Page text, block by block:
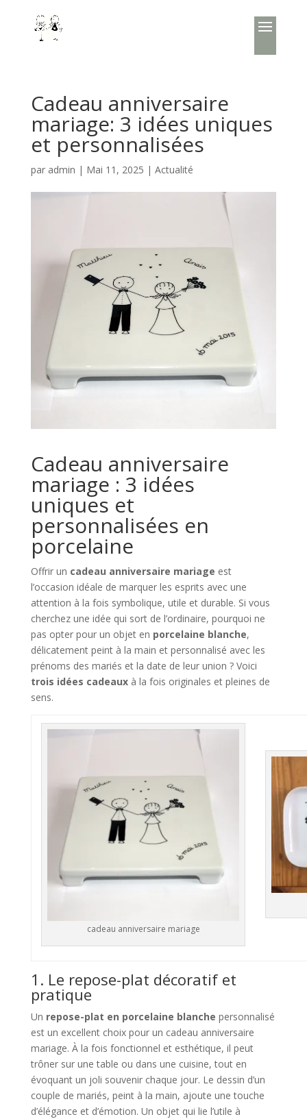
Cadeau anniversaire
mariage: 3 idées uniques
et personnalisées
par admin | Mai 11, 2025 | Actualité
Cadeau anniversaire
mariage : 3 idées
uniques et
personnalisées en
porcelaine
Offrir un cadeau anniversaire mariage est
l’occasion idéale de marquer les esprits avec une
attention à la fois symbolique, utile et durable. Si vous
cherchez une idée qui sort de l’ordinaire, pourquoi ne
pas opter pour un objet en porcelaine blanche,
délicatement peint à la main et personnalisé avec les
prénoms des mariés et la date de leur union ? Voici
trois idées cadeauxà la fois originales et pleines de
sens.
cadeau anniversaire mariage
1. Le repose-plat décoratif et
pratique
Un repose-plat en porcelaine blanche personnalisé
est un excellent choix pour un cadeau anniversaire
mariage. À la fois fonctionnel et esthétique, il peut
trôner sur une table ou dans une cuisine, tout en
évoquant un joli souvenir chaque jour. Le dessin d’un
couple de mariés, peint à la main, ajoute une touche
d’élégance et d’émotion. Un objet qui lie l’utile à